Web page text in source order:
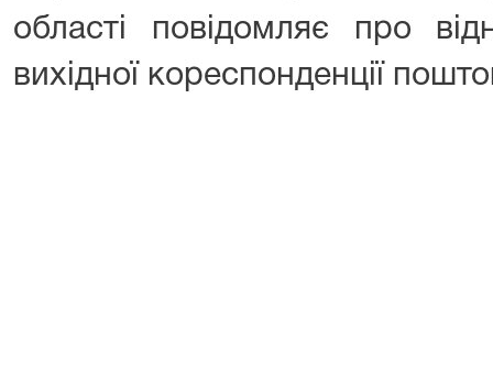
області повідомляє про
вихідної кореспонденції